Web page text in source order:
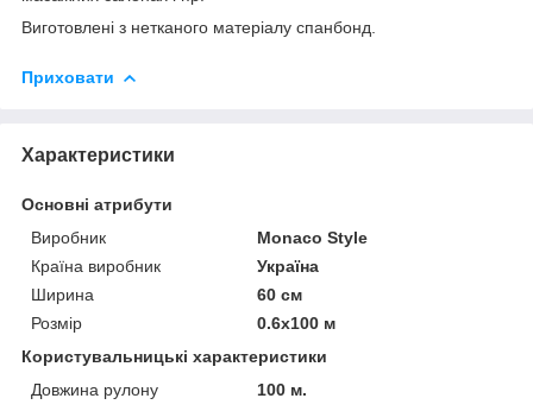
Виготовлені з нетканого матеріалу спанбонд.
Приховати
Характеристики
Основні атрибути
Виробник
Monaco Style
Країна виробник
Україна
Ширина
60 см
Розмір
0.6х100 м
Користувальницькі характеристики
Довжина рулону
100 м.